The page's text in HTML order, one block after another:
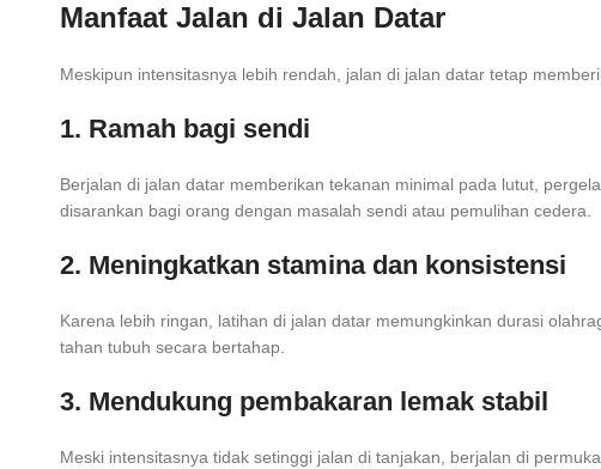
Manfaat Jalan di Jalan Datar
Meskipun intensitasnya lebih rendah, jalan di jalan datar tetap
1. Ramah bagi sendi
Berjalan di jalan datar memberikan tekanan minimal pada lutut,
disarankan bagi orang dengan masalah sendi atau pemulihan cedera.
2. Meningkatkan stamina dan konsistensi
Karena lebih ringan, latihan di jalan datar memungkinkan durasi
tahan tubuh secara bertahap.
3. Mendukung pembakaran lemak stabil
Meski intensitasnya tidak setinggi jalan di tanjakan, berjalan di